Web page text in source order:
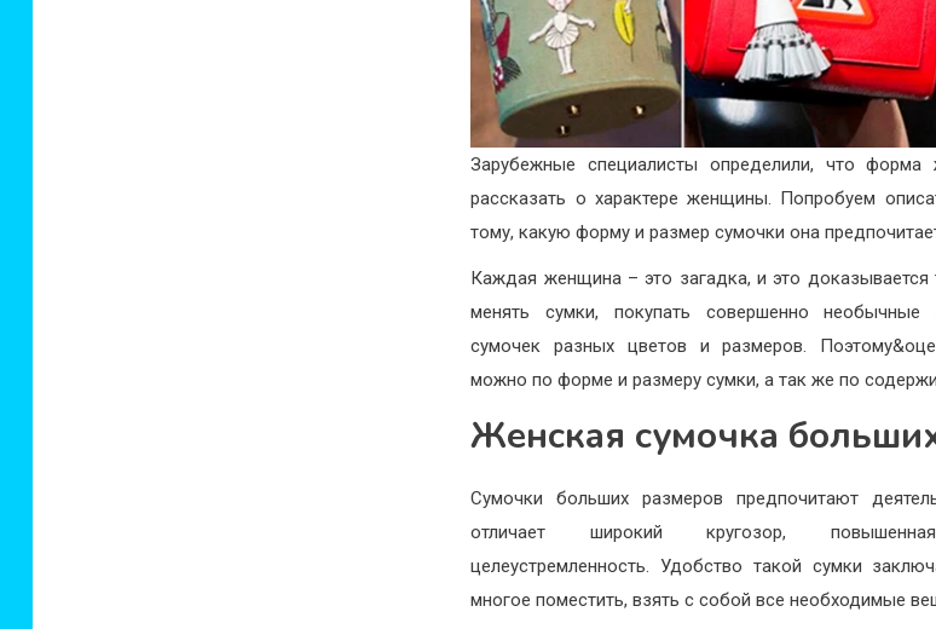
Зарубежные специалисты определили, что
рассказать о характере женщины. Попробуем
тому, какую форму и размер сумочки она
Каждая женщина – это загадка, и это
менять сумки, покупать совершенно
сумочек разных цветов и размеров.
можно по форме и размеру сумки, а так же по
Женская сумочка
Сумочки больших размеров предпочитают
отличает широкий кругозор, повышенная
целеустремленность. Удобство такой сумки
многое поместить, взять с собой все необходимые